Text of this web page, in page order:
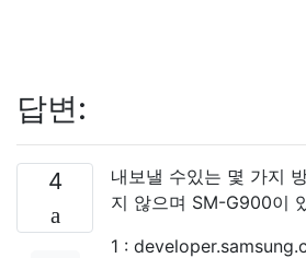
답변:
4
내보낼 수있는 몇 가지
지 않으며 SM-G900이
1 :